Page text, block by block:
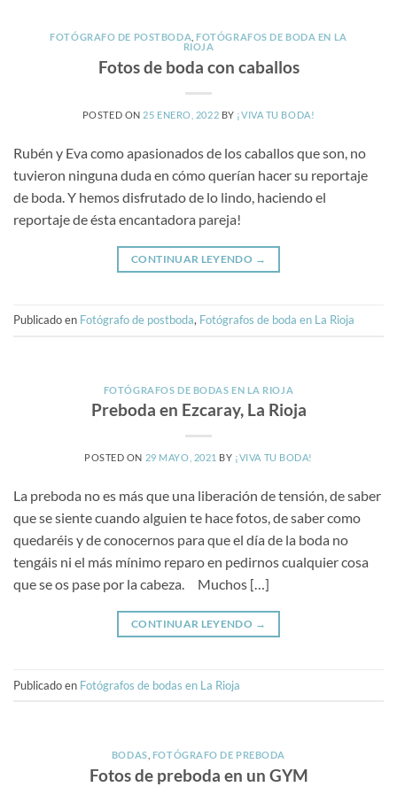
FOTÓGRAFO DE POSTBODA ,FOTÓGRAFOS DE BODA EN LA
RIOJA
Fotos de boda con caballos
POSTED ON 25 ENERO, 2022 BY ¡VIVA TU BODA!
Rubén y Eva como apasionados de los caballos que son, no
tuvieron ninguna duda en cómo querían hacer su reportaje
de boda. Y hemos disfrutado de lo lindo, haciendo el
reportaje de ésta encantadora pareja!
CONTINUAR LEYENDO →
Publicado en Fotógrafo de postboda, Fotógrafos de boda en La Rioja
FOTÓGRAFOS DE BODAS EN LA RIOJA
Preboda en Ezcaray, La Rioja
POSTED ON 29 MAYO, 2021 BY ¡VIVA TU BODA!
La preboda no es más que una liberación de tensión, de saber
que se siente cuando alguien te hace fotos, de saber como
quedaréis y de conocernos para que el día de la boda no
tengáis ni el más mínimo reparo en pedirnos cualquier cosa
que se os pase por la cabeza. Muchos […]
CONTINUAR LEYENDO →
Publicado en Fotógrafos de bodas en La Rioja
BODAS FOTÓGRAFO DE PREBODA
Fotos de preboda en un GYM